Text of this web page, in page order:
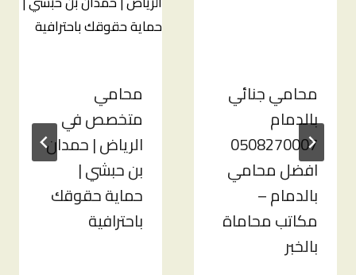
محامي جنائي
بالدمام
0508270007
افضل محامي
بالدمام –
مكاتب محاماة
بالخبر
محامي
متخصص في
الرياض | حمدان
بن حبشي |
حماية حقوقك
باحترافية